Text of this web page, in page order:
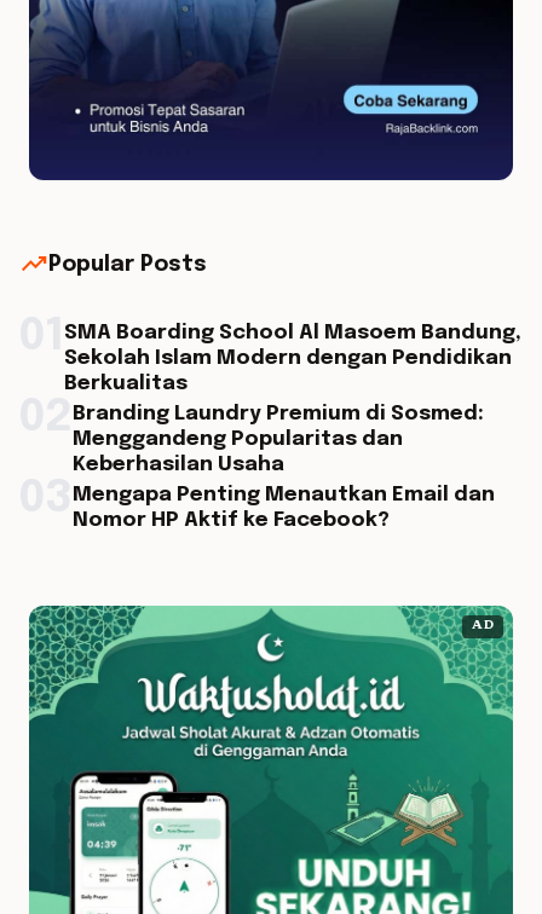
trending_up Popular Posts
SMA Boarding School Al Masoem Bandung,
Sekolah Islam Modern dengan Pendidikan
Berkualitas
Branding Laundry Premium di Sosmed:
Menggandeng Popularitas dan
Keberhasilan Usaha
Mengapa Penting Menautkan Email dan
Nomor HP Aktif ke Facebook?
AD